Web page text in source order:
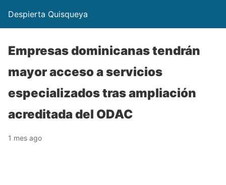
Despierta Quisqueya
Empresas dominicanas tendrán
mayor acceso a servicios
especializados tras ampliación
acreditada del ODAC
1 mes ago